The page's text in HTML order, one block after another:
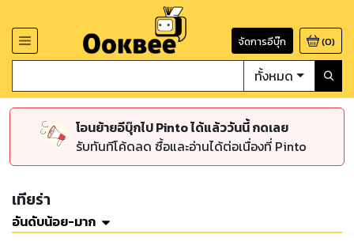
จัดการอีบุ๊ก (0)
ทั้งหมด
โอนย้ายอีบุ๊กไป Pinto ได้แล้ววันนี้ กดเลย
รับทันทีโค้ดลด ซื้อและอ่านได้ต่อเนื่องที่ Pinto
เทียร่า
อันดับน้อย-มาก